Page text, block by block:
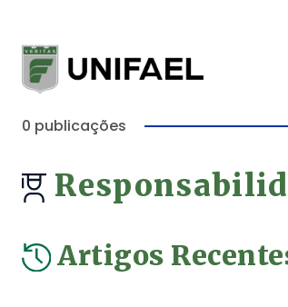
0 publicações
Artigos